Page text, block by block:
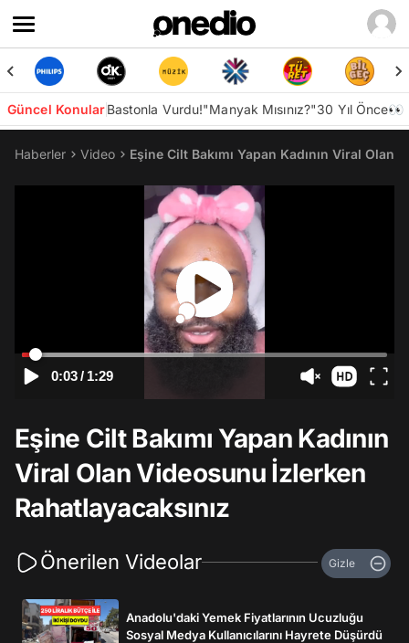
Güncel KonularBastonla Vurdu!"Manyak Mısınız?"30 Yıl Önce👀
Haberler Video Eşine Cilt Bakımı Yapan Kadının Viral Olan
0:03/ 1:29
Eşine Cilt Bakımı Yapan Kadının
Viral Olan Videosunu İzlerken
Rahatlayacaksınız
Önerilen Videolar Gizle
Anadolu'daki Yemek Fiyatlarının Ucuzluğu
Sosyal Medya Kullanıcılarını Hayrete Düşürdü